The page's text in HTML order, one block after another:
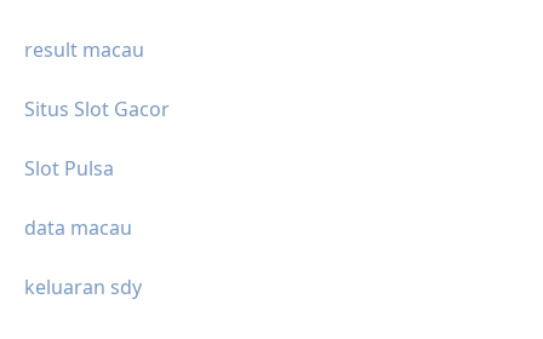
result macau
Situs Slot Gacor
Slot Pulsa
data macau
keluaran sdy